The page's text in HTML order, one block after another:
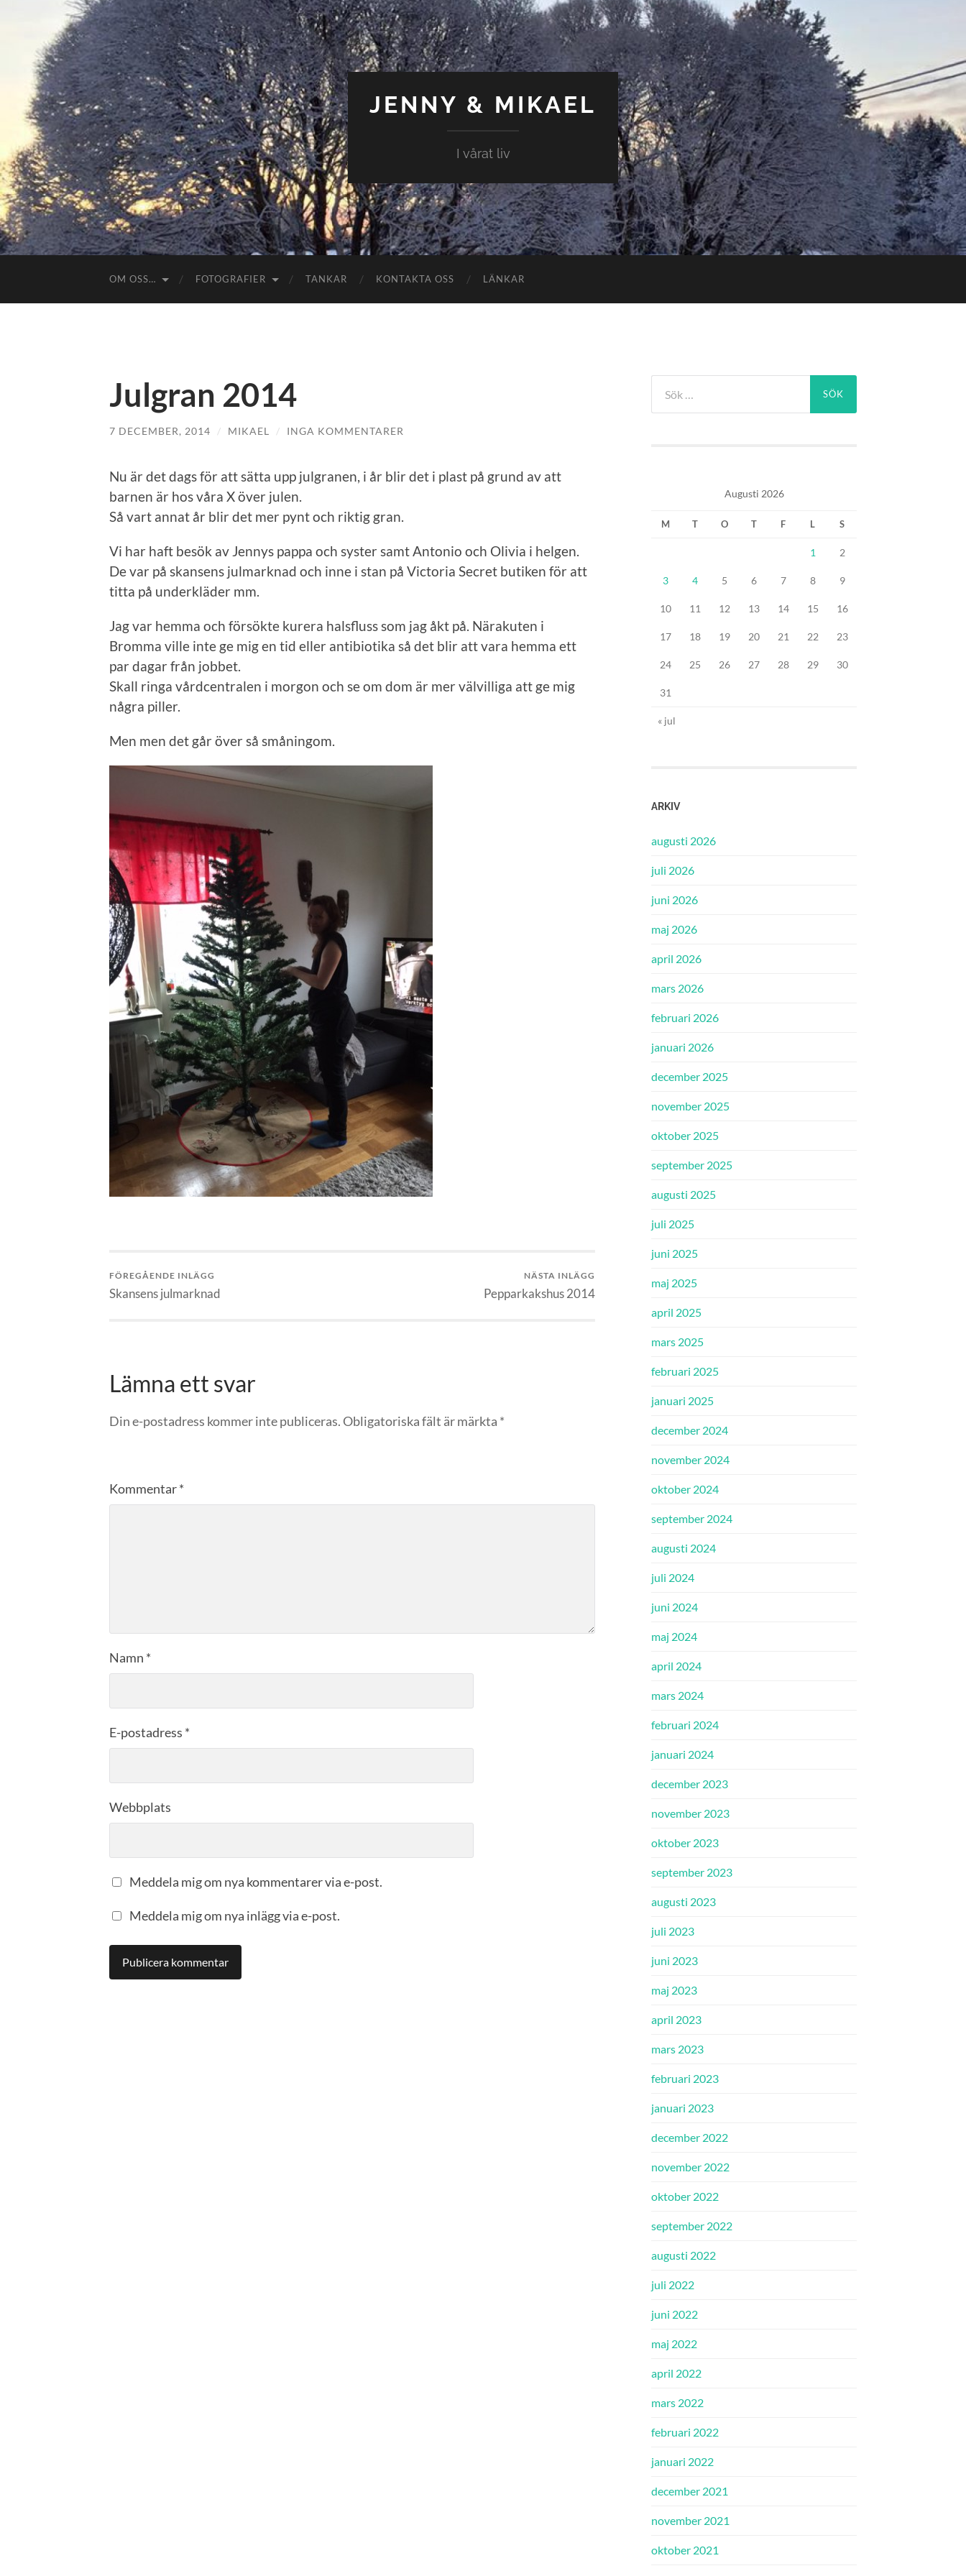
JENNY & MIKAEL
I vårat liv
OM OSS… FOTOGRAFIER TANKAR KONTAKTA OSS LÄNKAR
Julgran 2014
7 DECEMBER, 2014 / MIKAEL / INGA KOMMENTARER
Nu är det dags för att sätta upp julgranen, i år blir det i plast på grund av att
barnen är hos våra X över julen.
Så vart annat år blir det mer pynt och riktig gran.
Vi har haft besök av Jennys pappa och syster samt Antonio och Olivia i helgen.
De var på skansens julmarknad och inne i stan på Victoria Secret butiken för att
titta på underkläder mm.
Jag var hemma och försökte kurera halsfluss som jag åkt på. Närakuten i
Bromma ville inte ge mig en tid eller antibiotika så det blir att vara hemma ett
par dagar från jobbet.
Skall ringa vårdcentralen i morgon och se om dom är mer välvilliga att ge mig
några piller.
Men men det går över så småningom.
FÖREGÅENDE INLÄGG
Skansens julmarknad
NÄSTA INLÄGG
Pepparkakshus 2014
Lämna ett svar
Din e-postadress kommer inte publiceras.Obligatoriska fält är märkta *
Kommentar*
Namn *
E-postadress *
Webbplats
Meddela mig om nya kommentarer via e-post.
Meddela mig om nya inlägg via e-post.
efter:
Augusti 2026
M T O T F L S
1 2
3 4 5 6 7 8 9
10 11 12 13 14 15 16
17 18 19 20 21 22 23
24 25 26 27 28 29 30
31
« jul
ARKIV
augusti 2026
juli 2026
juni 2026
maj 2026
april 2026
mars 2026
februari 2026
januari 2026
december 2025
november 2025
oktober 2025
september 2025
augusti 2025
juli 2025
juni 2025
maj 2025
april 2025
mars 2025
februari 2025
januari 2025
december 2024
november 2024
oktober 2024
september 2024
augusti 2024
juli 2024
juni 2024
maj 2024
april 2024
mars 2024
februari 2024
januari 2024
december 2023
november 2023
oktober 2023
september 2023
augusti 2023
juli 2023
juni 2023
maj 2023
april 2023
mars 2023
februari 2023
januari 2023
december 2022
november 2022
oktober 2022
september 2022
augusti 2022
juli 2022
juni 2022
maj 2022
april 2022
mars 2022
februari 2022
januari 2022
december 2021
november 2021
oktober 2021